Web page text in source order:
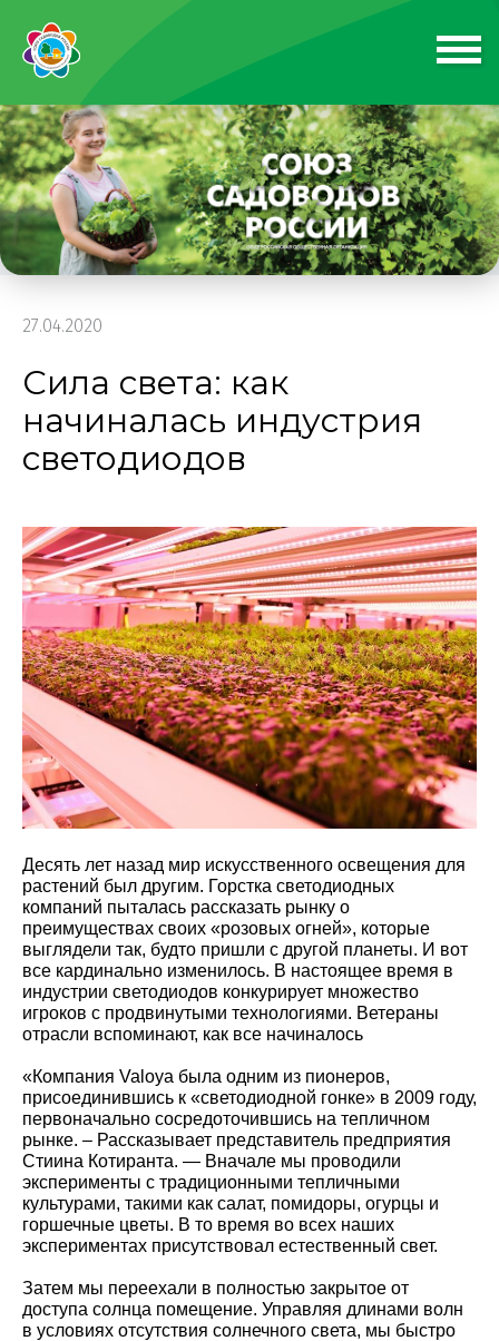
27.04.2020
Сила света: как
начиналась индустрия
светодиодов
Десять лет назад мир искусственного освещения для
растений был другим. Горстка светодиодных
компаний пыталась рассказать рынку о
преимуществах своих «розовых огней», которые
выглядели так, будто пришли с другой планеты. И вот
все кардинально изменилось. В настоящее время в
индустрии светодиодов конкурирует множество
игроков с продвинутыми технологиями. Ветераны
отрасли вспоминают, как все начиналось
«Компания Valoya была одним из пионеров,
присоединившись к «светодиодной гонке» в 2009 году,
первоначально сосредоточившись на тепличном
рынке. – Рассказывает представитель предприятия
Стиина Котиранта. — Вначале мы проводили
эксперименты с традиционными тепличными
культурами, такими как салат, помидоры, огурцы и
горшечные цветы. В то время во всех наших
экспериментах присутствовал естественный свет.
Затем мы переехали в полностью закрытое от
доступа солнца помещение. Управляя длинами волн
в условиях отсутствия солнечного света, мы быстро